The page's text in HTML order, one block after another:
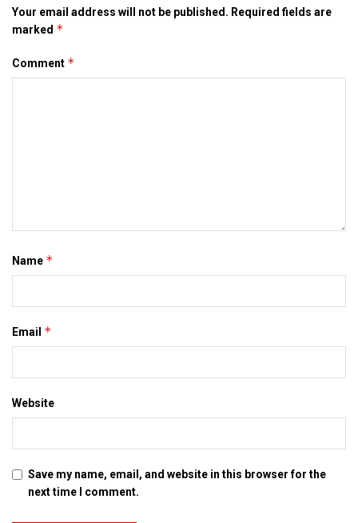
Your email address will not be published. Required fields are
marked *
Comment *
Name *
Email *
Website
Save my name, email, and website in this browser for the
next time I comment.